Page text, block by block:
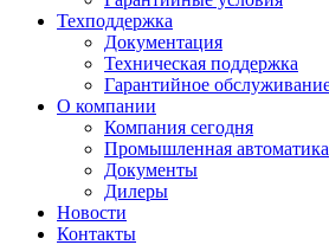
Техподдержка
Документация
Техническая поддержка
Гарантийное
О компании
Компания сегодня
Промышленная автоматика
Документы
Дилеры
Новости
Контакты